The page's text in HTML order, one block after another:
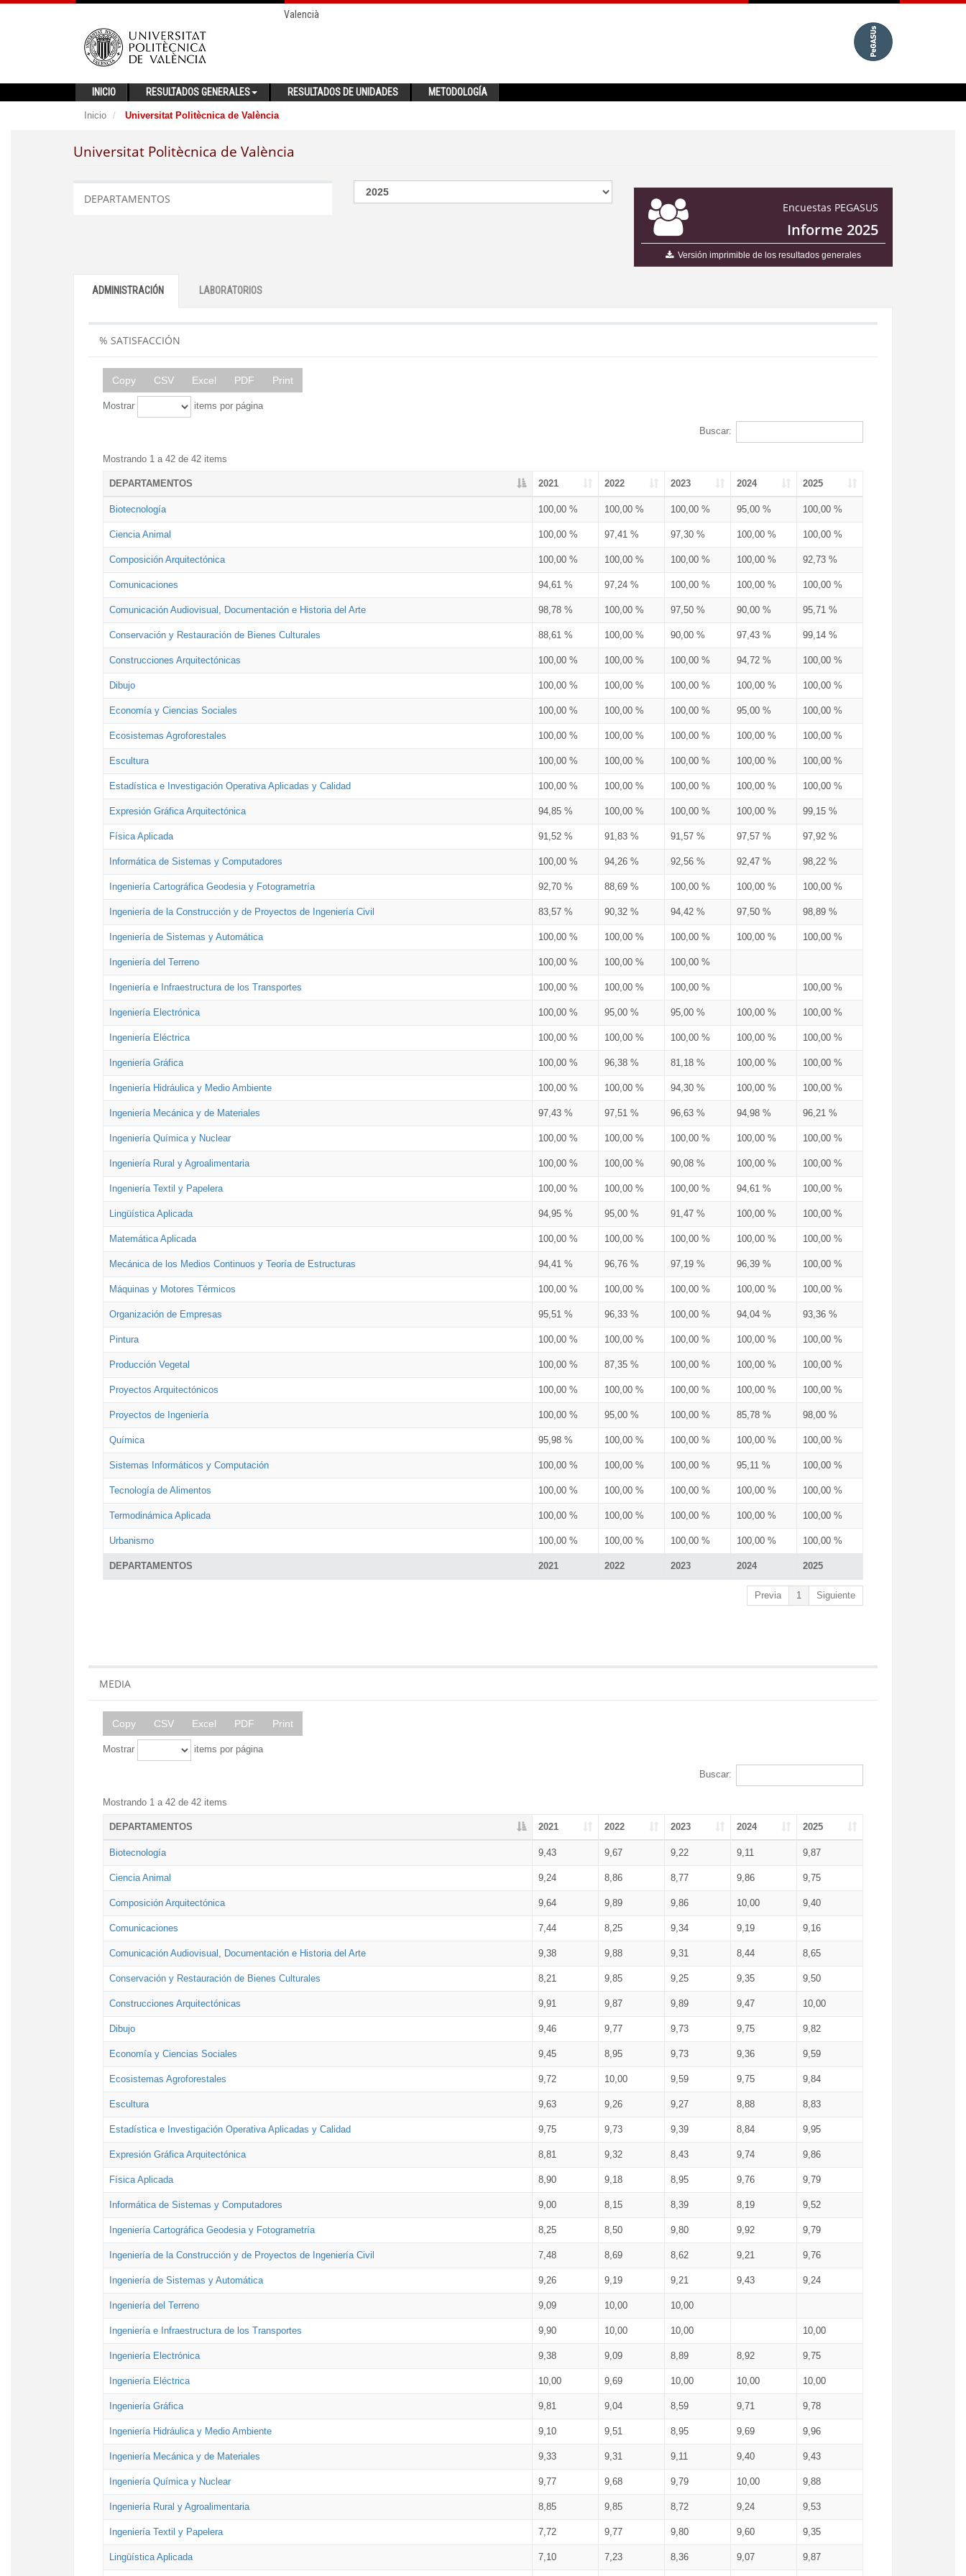
Valencià
INICIO RESULTADOS GENERALES RESULTADOS DE UNIDADES METODOLOGÍA
Inicio Universitat Politècnica de València
Universitat Politècnica de València
Encuestas PEGASUS
Informe 2025
Versión imprimible de los resultados generales
DEPARTAMENTOS
ADMINISTRACIÓN LABORATORIOS
% SATISFACCIÓN
Copy CSV Excel PDF Print
Mostrar items por página
Buscar:
Mostrando 1 a 42 de 42 items
DEPARTAMENTOS 2021 2022 2023 2024 2025
DEPARTAMENTOS 2021 2022 2023 2024 2025
Biotecnología 100,00 % 100,00 % 100,00 % 95,00 % 100,00 %
Ciencia Animal 100,00 % 97,41 % 97,30 % 100,00 % 100,00 %
Composición Arquitectónica 100,00 % 100,00 % 100,00 % 100,00 % 92,73 %
Comunicaciones 94,61 % 97,24 % 100,00 % 100,00 % 100,00 %
Comunicación Audiovisual, Documentación e Historia del Arte 98,78 % 100,00 % 97,50 % 90,00 % 95,71 %
Conservación y Restauración de Bienes Culturales 88,61 % 100,00 % 90,00 % 97,43 % 99,14 %
Construcciones Arquitectónicas 100,00 % 100,00 % 100,00 % 94,72 % 100,00 %
Dibujo 100,00 % 100,00 % 100,00 % 100,00 % 100,00 %
Economía y Ciencias Sociales 100,00 % 100,00 % 100,00 % 95,00 % 100,00 %
Ecosistemas Agroforestales 100,00 % 100,00 % 100,00 % 100,00 % 100,00 %
Escultura 100,00 % 100,00 % 100,00 % 100,00 % 100,00 %
Estadística e Investigación Operativa Aplicadas y Calidad 100,00 % 100,00 % 100,00 % 100,00 % 100,00 %
Expresión Gráfica Arquitectónica 94,85 % 100,00 % 100,00 % 100,00 % 99,15 %
Física Aplicada 91,52 % 91,83 % 91,57 % 97,57 % 97,92 %
Informática de Sistemas y Computadores 100,00 % 94,26 % 92,56 % 92,47 % 98,22 %
Ingeniería Cartográfica Geodesia y Fotogrametría 92,70 % 88,69 % 100,00 % 100,00 % 100,00 %
Ingeniería de la Construcción y de Proyectos de Ingeniería Civil 83,57 % 90,32 % 94,42 % 97,50 % 98,89 %
Ingeniería de Sistemas y Automática 100,00 % 100,00 % 100,00 % 100,00 % 100,00 %
Ingeniería del Terreno 100,00 % 100,00 % 100,00 %
Ingeniería e Infraestructura de los Transportes 100,00 % 100,00 % 100,00 % 100,00 %
Ingeniería Electrónica 100,00 % 95,00 % 95,00 % 100,00 % 100,00 %
Ingeniería Eléctrica 100,00 % 100,00 % 100,00 % 100,00 % 100,00 %
Ingeniería Gráfica 100,00 % 96,38 % 81,18 % 100,00 % 100,00 %
Ingeniería Hidráulica y Medio Ambiente 100,00 % 100,00 % 94,30 % 100,00 % 100,00 %
Ingeniería Mecánica y de Materiales 97,43 % 97,51 % 96,63 % 94,98 % 96,21 %
Ingeniería Química y Nuclear 100,00 % 100,00 % 100,00 % 100,00 % 100,00 %
Ingeniería Rural y Agroalimentaria 100,00 % 100,00 % 90,08 % 100,00 % 100,00 %
Ingeniería Textil y Papelera 100,00 % 100,00 % 100,00 % 94,61 % 100,00 %
Lingüística Aplicada 94,95 % 95,00 % 91,47 % 100,00 % 100,00 %
Matemática Aplicada 100,00 % 100,00 % 100,00 % 100,00 % 100,00 %
Mecánica de los Medios Continuos y Teoría de Estructuras 94,41 % 96,76 % 97,19 % 96,39 % 100,00 %
Máquinas y Motores Térmicos 100,00 % 100,00 % 100,00 % 100,00 % 100,00 %
Organización de Empresas 95,51 % 96,33 % 100,00 % 94,04 % 93,36 %
Pintura 100,00 % 100,00 % 100,00 % 100,00 % 100,00 %
Producción Vegetal 100,00 % 87,35 % 100,00 % 100,00 % 100,00 %
Proyectos Arquitectónicos 100,00 % 100,00 % 100,00 % 100,00 % 100,00 %
Proyectos de Ingeniería 100,00 % 95,00 % 100,00 % 85,78 % 98,00 %
Química 95,98 % 100,00 % 100,00 % 100,00 % 100,00 %
Sistemas Informáticos y Computación 100,00 % 100,00 % 100,00 % 95,11 % 100,00 %
Tecnología de Alimentos 100,00 % 100,00 % 100,00 % 100,00 % 100,00 %
Termodinámica Aplicada 100,00 % 100,00 % 100,00 % 100,00 % 100,00 %
Urbanismo 100,00 % 100,00 % 100,00 % 100,00 % 100,00 %
Previa 1 Siguiente
MEDIA
Copy CSV Excel PDF Print
Mostrar items por página
Buscar:
Mostrando 1 a 42 de 42 items
DEPARTAMENTOS 2021 2022 2023 2024 2025
Biotecnología 9,43 9,67 9,22 9,11 9,87
Ciencia Animal 9,24 8,86 8,77 9,86 9,75
Composición Arquitectónica 9,64 9,89 9,86 10,00 9,40
Comunicaciones 7,44 8,25 9,34 9,19 9,16
Comunicación Audiovisual, Documentación e Historia del Arte 9,38 9,88 9,31 8,44 8,65
Conservación y Restauración de Bienes Culturales 8,21 9,85 9,25 9,35 9,50
Construcciones Arquitectónicas 9,91 9,87 9,89 9,47 10,00
Dibujo 9,46 9,77 9,73 9,75 9,82
Economía y Ciencias Sociales 9,45 8,95 9,73 9,36 9,59
Ecosistemas Agroforestales 9,72 10,00 9,59 9,75 9,84
Escultura 9,63 9,26 9,27 8,88 8,83
Estadística e Investigación Operativa Aplicadas y Calidad 9,75 9,73 9,39 8,84 9,95
Expresión Gráfica Arquitectónica 8,81 9,32 8,43 9,74 9,86
Física Aplicada 8,90 9,18 8,95 9,76 9,79
Informática de Sistemas y Computadores 9,00 8,15 8,39 8,19 9,52
Ingeniería Cartográfica Geodesia y Fotogrametría 8,25 8,50 9,80 9,92 9,79
Ingeniería de la Construcción y de Proyectos de Ingeniería Civil 7,48 8,69 8,62 9,21 9,76
Ingeniería de Sistemas y Automática 9,26 9,19 9,21 9,43 9,24
Ingeniería del Terreno 9,09 10,00 10,00
Ingeniería e Infraestructura de los Transportes 9,90 10,00 10,00 10,00
Ingeniería Electrónica 9,38 9,09 8,89 8,92 9,75
Ingeniería Eléctrica 10,00 9,69 10,00 10,00 10,00
Ingeniería Gráfica 9,81 9,04 8,59 9,71 9,78
Ingeniería Hidráulica y Medio Ambiente 9,10 9,51 8,95 9,69 9,96
Ingeniería Mecánica y de Materiales 9,33 9,31 9,11 9,40 9,43
Ingeniería Química y Nuclear 9,77 9,68 9,79 10,00 9,88
Ingeniería Rural y Agroalimentaria 8,85 9,85 8,72 9,24 9,53
Ingeniería Textil y Papelera 7,72 9,77 9,80 9,60 9,35
Lingüística Aplicada 7,10 7,23 8,36 9,07 9,87